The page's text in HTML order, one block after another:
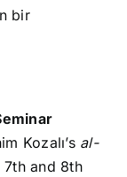
bir
Kozalı’s al-
and 8th